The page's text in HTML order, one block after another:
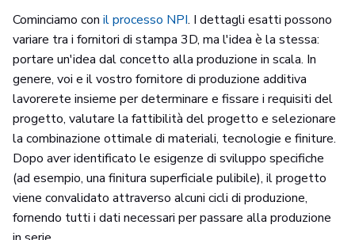
Cominciamo con il processo NPI. I dettagli esatti possono
variare tra i fornitori di stampa 3D, ma l'idea è la stessa:
portare un'idea dal concetto alla produzione in scala. In
genere, voi e il vostro fornitore di produzione additiva
lavorerete insieme per determinare e fissare i requisiti del
progetto, valutare la fattibilità del progetto e selezionare
la combinazione ottimale di materiali, tecnologie e finiture.
Dopo aver identificato le esigenze di sviluppo specifiche
(ad esempio, una finitura superficiale pulibile), il progetto
viene convalidato attraverso alcuni cicli di produzione,
fornendo tutti i dati necessari per passare alla produzione